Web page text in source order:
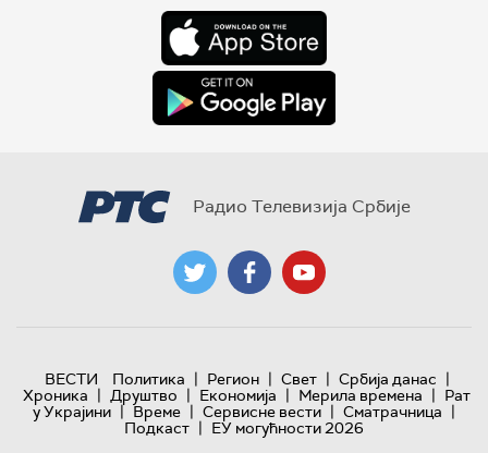
Радио Телевизија Србије
ВЕСТИ Политика | Регион | Свет | Србија данас |
Хроника | Друштво | Економија | Мерила времена | Рат
у Украјини | Време | Сервисне вести | Сматрачница |
Подкаст | ЕУ могућности 2026